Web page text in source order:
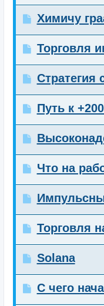
Химичу
Торговля
Стратегия
Путь к
Что на
Торговля
Solana
С чего